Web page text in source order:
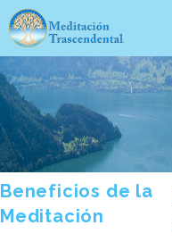
Beneficios de la
Meditación